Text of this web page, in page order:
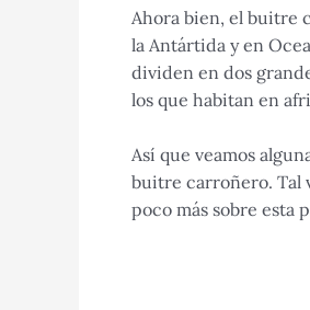
Ahora bien, el buitre
la Antártida y en
dividen en dos
los que habitan en
Así que veamos
buitre carroñero. Tal
poco más sobre esta